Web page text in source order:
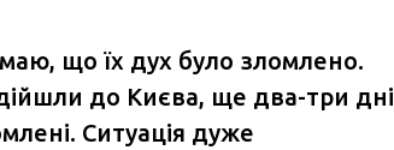
що їх дух було зломлено.
до Києва, ще два-три дні
Ситуація дуже